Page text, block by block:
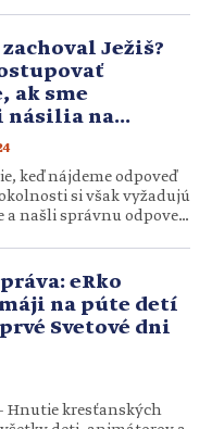
spoločne na to, ako vidí
aj kňaza Pavla […]
Ježiš?
ak sme
násilia na
keď nájdeme odpoveď
si však vyžadujú
a našli správnu odpoveď
rodinné situácie, ku
sa nám podarilo
[…]
eRko
na púte detí
Svetové dni
Hnutie kresťanských